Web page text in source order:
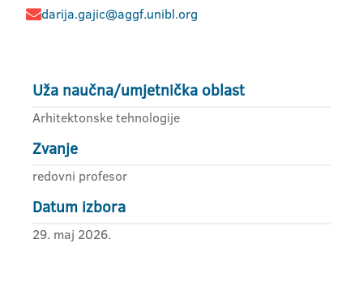
darija.gajic@aggf.unibl.org
Uža naučna/umjetnička oblast
Arhitektonske tehnologije
Zvanje
redovni profesor
Datum izbora
29. maj 2026.